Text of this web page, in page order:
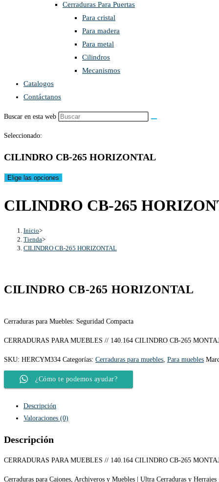
Cerraduras Para Puertas
Para cristal
Para madera
Para metal
Cilindros
Mecanismos
Catalogos
Contáctanos
Buscar en esta web
Seleccionado:
CILINDRO CB-265 HORIZONTAL
Elige las opciones
CILINDRO CB-265
Inicio>
Tienda>
CILINDRO CB-265 HORIZONTAL
CILINDRO CB-265 HORIZONTAL
Cerraduras para Muebles: Seguridad Compacta
CERRADURAS PARA MUEBLES // 140.164 CILINDRO CB-265
SKU: HERCYM334 Categorías: Cerraduras para muebles Para muebles
¿Cómo te podemos ayudar?
Descripción
Valoraciones (0)
Descripción
CERRADURAS PARA MUEBLES // 140.164 CILINDRO CB-265
Cerraduras para Cajones, Archiveros y Muebles | Ultra Cerraduras y Herrajes